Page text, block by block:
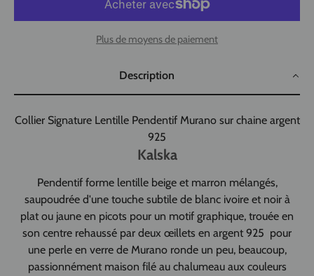
Plus de moyens de paiement
Description
Collier Signature Lentille Pendentif Murano sur chaine argent
925
Kalska
Pendentif forme lentille beige et marron mélangés,
saupoudrée d'une touche subtile de blanc ivoire et noir à
plat ou jaune en picots pour un motif graphique, trouée en
son centre rehaussé par deux œillets en argent 925 pour
une perle en verre de Murano ronde un peu, beaucoup,
passionnément maison filé au chalumeau aux couleurs